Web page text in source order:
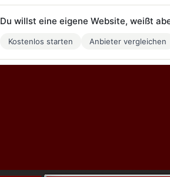
Du willst eine eigene Website, weißt
Kostenlos starten Anbieter vergleichen